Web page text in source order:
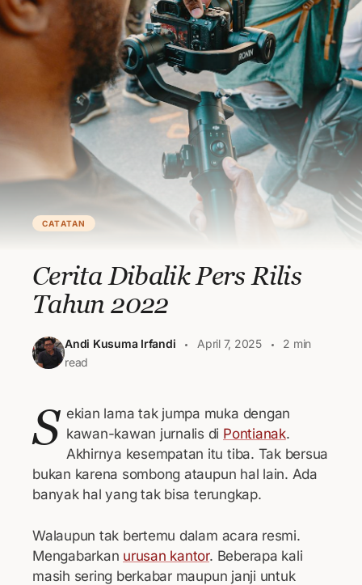
CATATAN
Cerita Dibalik Pers Rilis
Tahun 2022
Andi Kusuma Irfandi April 7, 2025
2 min
read
S ekian lama tak jumpa muka dengan
kawan-kawan jurnalis di Pontianak.
Akhirnya kesempatan itu tiba. Tak bersua
bukan karena sombong ataupun hal lain. Ada
banyak hal yang tak bisa terungkap.
Walaupun tak bertemu dalam acara resmi.
Mengabarkan urusan kantor. Beberapa kali
masih sering berkabar maupun janji untuk